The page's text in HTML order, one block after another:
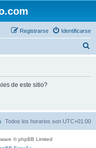
Identificarse
Registrarse
de este sitio?
Todos los horarios son UTC+01:00
© phpBB Limited